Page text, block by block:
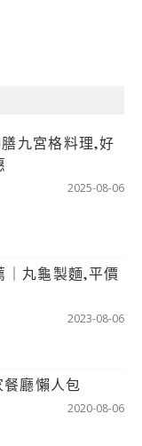
九宮格料理,好
2025-08-06
丸龜製麵,平價
2023-08-06
餐廳懶人包
2020-08-06